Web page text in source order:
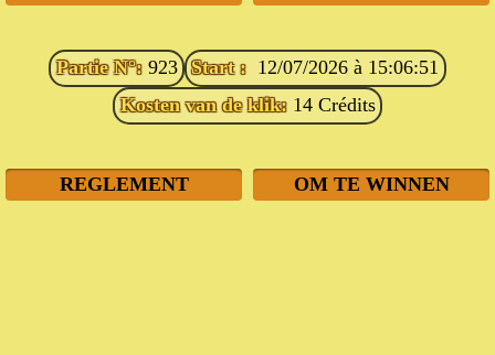
Partie N°: 923 Start : 12/07/2026 à 15:06:51
Kosten van de klik: 14 Crédits
REGLEMENT OM TE WINNEN